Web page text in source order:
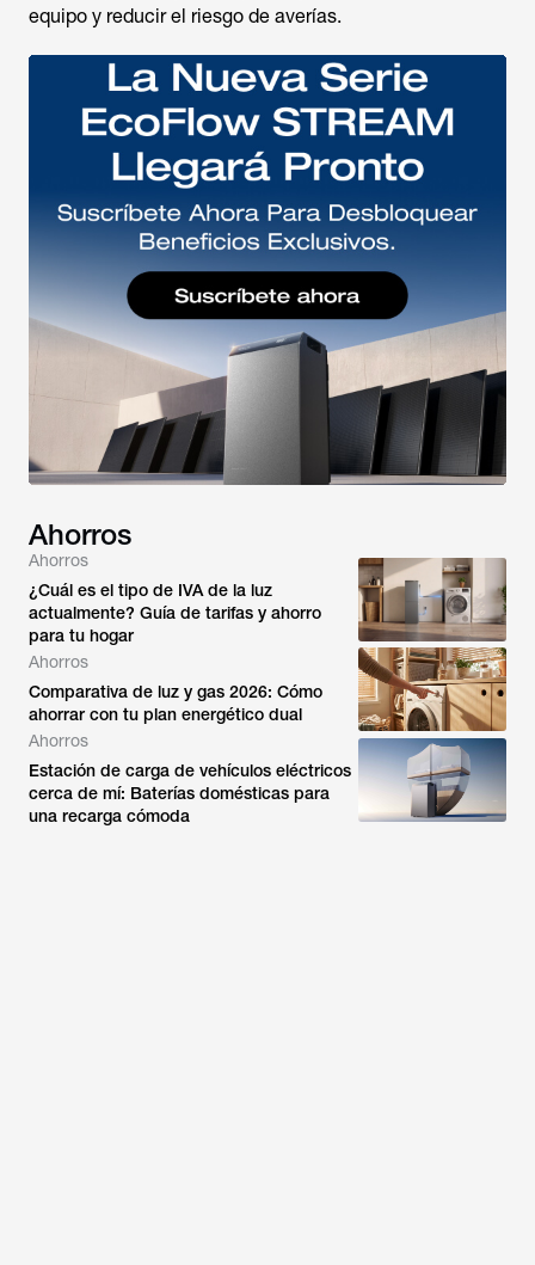
equipo y reducir el riesgo de averías.
Ahorros
Ahorros
¿Cuál es el tipo de IVA de la luz
actualmente? Guía de tarifas y ahorro
para tu hogar
Ahorros
Comparativa de luz y gas 2026: Cómo
ahorrar con tu plan energético dual
Ahorros
Estación de carga de vehículos eléctricos
cerca de mí: Baterías domésticas para
una recarga cómoda